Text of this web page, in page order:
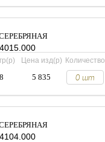
Цена изд(р) Количество
5 835